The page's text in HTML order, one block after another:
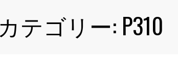
カテゴリー: P310